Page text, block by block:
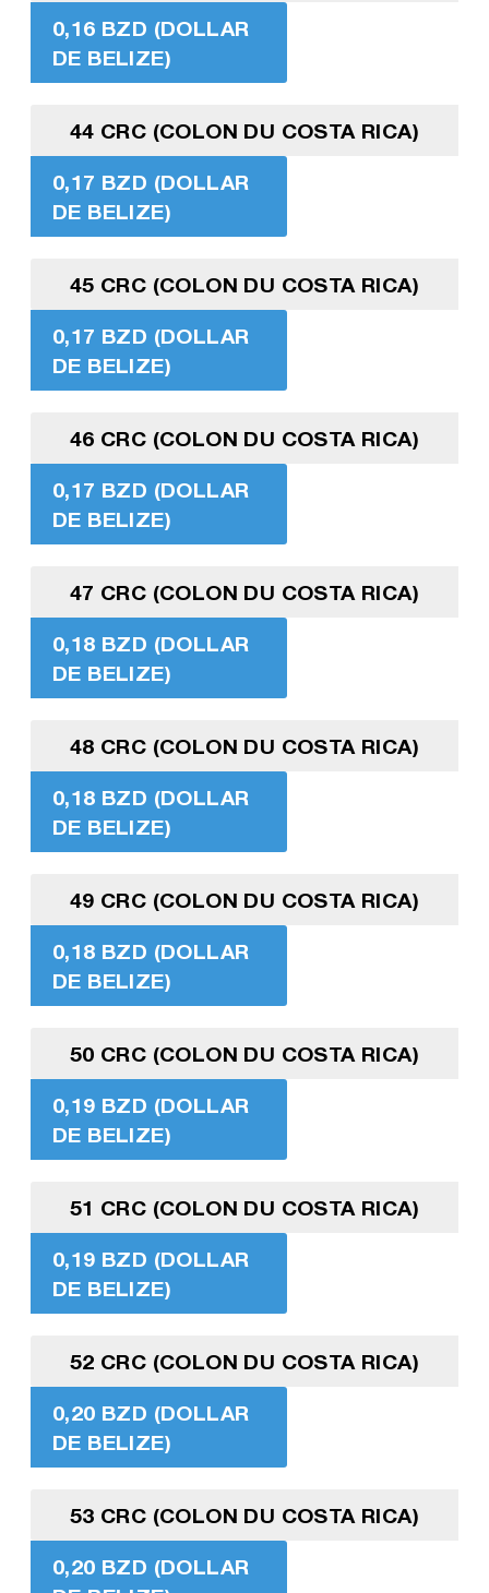
0,16 BZD (DOLLAR
DE BELIZE)
44 CRC (COLON DU COSTA RICA)
0,17 BZD (DOLLAR
DE BELIZE)
45 CRC (COLON DU COSTA RICA)
0,17 BZD (DOLLAR
DE BELIZE)
46 CRC (COLON DU COSTA RICA)
0,17 BZD (DOLLAR
DE BELIZE)
47 CRC (COLON DU COSTA RICA)
0,18 BZD (DOLLAR
DE BELIZE)
48 CRC (COLON DU COSTA RICA)
0,18 BZD (DOLLAR
DE BELIZE)
49 CRC (COLON DU COSTA RICA)
0,18 BZD (DOLLAR
DE BELIZE)
50 CRC (COLON DU COSTA RICA)
0,19 BZD (DOLLAR
DE BELIZE)
51 CRC (COLON DU COSTA RICA)
0,19 BZD (DOLLAR
DE BELIZE)
52 CRC (COLON DU COSTA RICA)
0,20 BZD (DOLLAR
DE BELIZE)
53 CRC (COLON DU COSTA RICA)
0,20 BZD (DOLLAR